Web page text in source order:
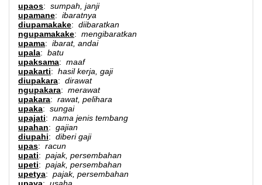
upaos: sumpah, janji
upamane: ibaratnya
diupamakake: diibaratkan
ngupamakake: mengibaratkan
upama: ibarat, andai
upala: batu
upaksama: maaf
upakarti: hasil kerja, gaji
diupakara: dirawat
ngupakara: merawat
upakara: rawat, pelihara
upaka: sungai
upajati: nama jenis tembang
upahan: gajian
diupahi: diberi gaji
upas: racun
upati: pajak, persembahan
upeti: pajak, persembahan
upetya: pajak, persembahan